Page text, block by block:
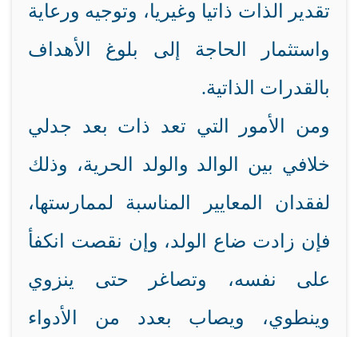
تقدير الذات ذاتيا وغيريا، وتوجيه ورعاية
واستثمار الحاجة إلى بلوغ الأهداف
بالقدرات الذاتية.
ومن الأمور التي تعد ذات بعد جدلي
خلافي بين الوالد والولد الحرية، وذلك
لفقدان المعايير المناسبة لممارستها،
فإن زادت ضاع الولد، وإن نقصت انكفأ
على نفسه، وتصاغر حتى ينزوي
وينطوي، ويصاب بعدد من الأدواء